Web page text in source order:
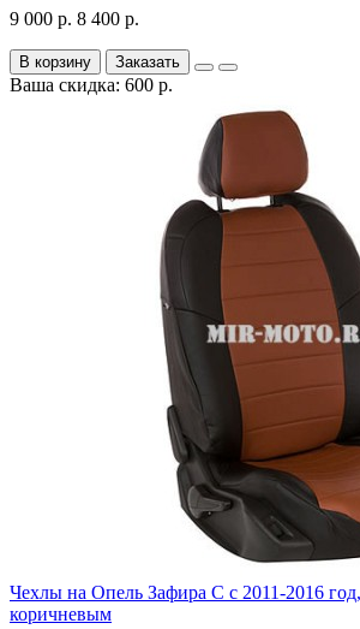
9 000 р. 8 400 р.
В корзину Заказать
Ваша скидка: 600 р.
Чехлы на Опель Зафира С с 2011-2016
коричневым